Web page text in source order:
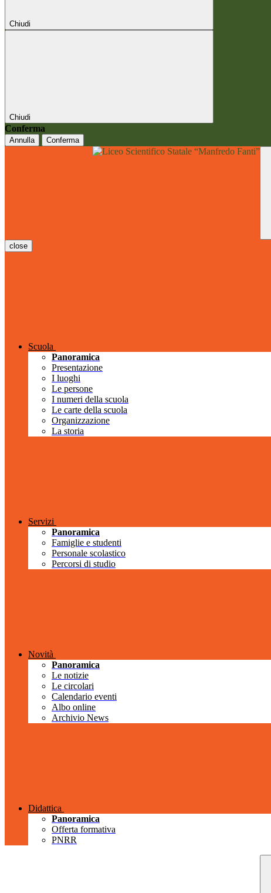
Chiudi
Chiudi
Conferma
Annulla Conferma
close
Scuola
Panoramica
Presentazione
I luoghi
Le persone
I numeri della scuola
Le carte della scuola
Organizzazione
La storia
Servizi
Panoramica
Famiglie e studenti
Personale scolastico
Percorsi di studio
Novità
Panoramica
Le notizie
Le circolari
Calendario eventi
Albo online
Archivio News
Didattica
Panoramica
Offerta formativa
PNRR